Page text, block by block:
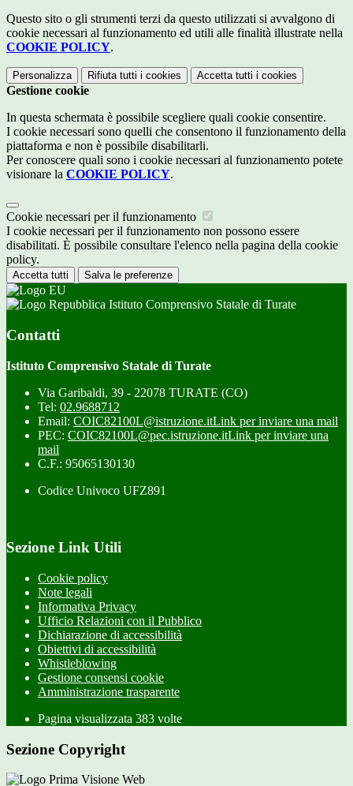
Questo sito o gli strumenti terzi da questo utilizzati si avvalgono di
cookie necessari al funzionamento ed utili alle finalità illustrate nella
COOKIE POLICY.
Personalizza Rifiuta tutti i cookies Accetta tutti i cookies
Gestione cookie
In questa schermata è possibile scegliere quali cookie consentire.
I cookie necessari sono quelli che consentono il funzionamento della
piattaforma e non è possibile disabilitarli.
Per conoscere quali sono i cookie necessari al funzionamento potete
visionare la COOKIE POLICY.
Cookie necessari per il funzionamento
I cookie necessari per il funzionamento non possono essere
disabilitati. È possibile consultare l'elenco nella pagina della cookie
policy.
Accetta tutti Salva le preferenze
Istituto Comprensivo Statale di Turate
Contatti
Istituto Comprensivo Statale di Turate
Via Garibaldi, 39 - 22078 TURATE (CO)
Tel: 02.9688712
Email: COIC82100L@istruzione.itLink per inviare una mail
PEC: COIC82100L@pec.istruzione.itLink per inviare una
mail
C.F.: 95065130130
Codice Univoco UFZ891
Sezione Link Utili
Cookie policy
Note legali
Informativa Privacy
Ufficio Relazioni con il Pubblico
Dichiarazione di accessibilità
Obiettivi di accessibilità
Whistleblowing
Gestione consensi cookie
Amministrazione trasparente
Pagina visualizzata 383 volte
Sezione Copyright